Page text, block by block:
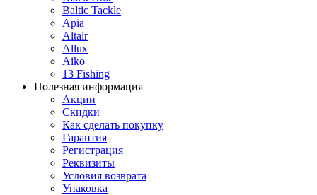
Baltic Tackle
Apia
Altair
Allux
Aiko
13 Fishing
Полезная информация
Акции
Скидки
Как сделать покупку
Гарантия
Регистрация
Реквизиты
Условия возврата
Упаковка